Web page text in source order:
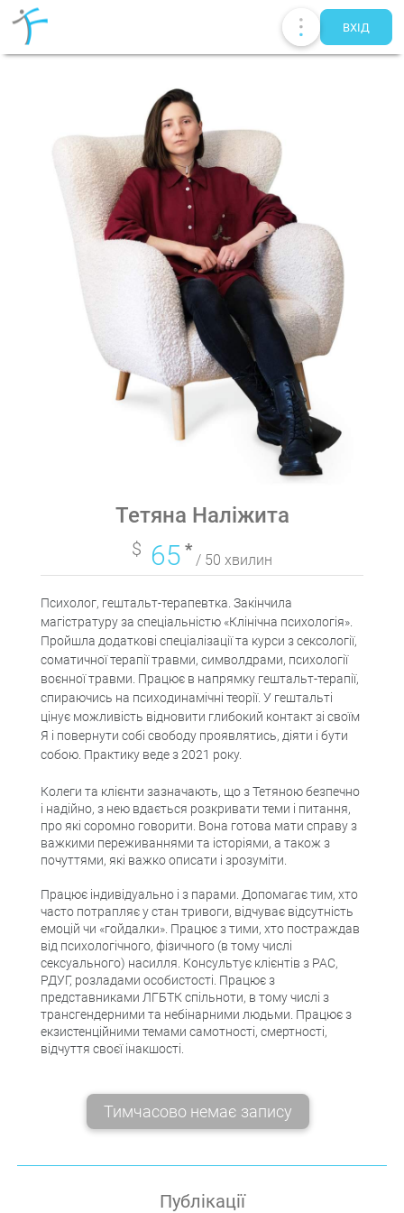
Публікації
Терапевти
UAEN RU
ВХIД
Тетяна Наліжита
$ 65*
/ 50 хвилин
Психолог, гештальт-терапевтка. Закінчила
магістратуру за спеціальністю «Клінічна психологія».
Пройшла додаткові спеціалізації та курси з сексології,
соматичної терапії травми, символдрами, психології
воєнної травми. Працює в напрямку гештальт-терапії,
спираючись на психодинамічні теорії. У гештальті
цінує можливість відновити глибокий контакт зі своїм
Я і повернути собі свободу проявлятись, діяти і бути
собою. Практику веде з 2021 року.
Колеги та клієнти зазначають, що з Тетяною безпечно
і надійно, з нею вдається розкривати теми і питання,
про які соромно говорити. Вона готова мати справу з
важкими переживаннями та історіями, а також з
почуттями, які важко описати і зрозуміти.
Працює індивідуально і з парами. Допомагає тим, хто
часто потрапляє у стан тривоги, відчуває відсутність
емоцій чи «гойдалки». Працює з тими, хто постраждав
від психологічного, фізичного (в тому числі
сексуального) насилля. Консультує клієнтів з РАС,
РДУГ, розладами особистості. Працює з
представниками ЛГБТК спільноти, в тому числі з
трансгендерними та небінарними людьми. Працює з
екзистенційними темами самотності, смертності,
відчуття своєї інакшості.
Тимчасово немає запису
Публікації